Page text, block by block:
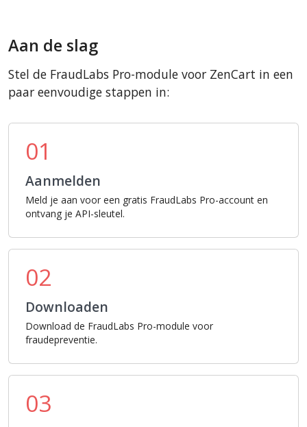
Aan de slag
Stel de FraudLabs Pro-module voor ZenCart in een
paar eenvoudige stappen in:
01
Aanmelden
Meld je aan voor een gratis FraudLabs Pro-account en
ontvang je API-sleutel.
02
Downloaden
Download de FraudLabs Pro-module voor
fraudepreventie.
03